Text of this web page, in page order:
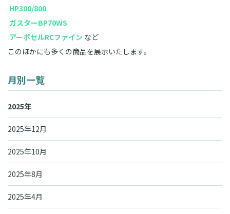
HP300/800
ガスターBP70WS
アーボセルRCファイン など
このほかにも多くの商品を展示いたします。
月別一覧
2025年
2025年12月
2025年10月
2025年8月
2025年4月